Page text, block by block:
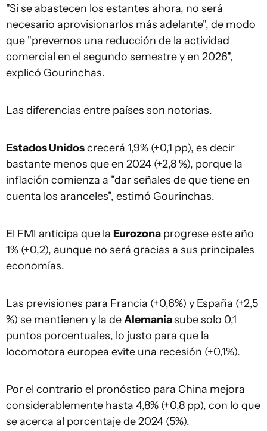
"Si se abastecen los estantes ahora, no será
necesario aprovisionarlos más adelante", de modo
que "prevemos una reducción de la actividad
comercial en el segundo semestre y en 2026",
explicó Gourinchas.
Las diferencias entre países son notorias.
Estados Unidoscrecerá 1,9% (+0,1 pp), es decir
bastante menos que en 2024 (+2,8 %), porque la
inflación comienza a "dar señales de que tiene en
cuenta los aranceles", estimó Gourinchas.
El FMI anticipa que la Eurozona progrese este año
1% (+0,2), aunque no será gracias a sus principales
economías.
Las previsiones para Francia (+0,6%) y España (+2,5
%) se mantienen y la deAlemaniasube solo 0,1
puntos porcentuales, lo justo para que la
locomotora europea evite una recesión (+0,1%).
Por el contrario el pronóstico para China mejora
considerablemente hasta 4,8% (+0,8 pp), con lo que
se acerca al porcentaje de 2024 (5%).